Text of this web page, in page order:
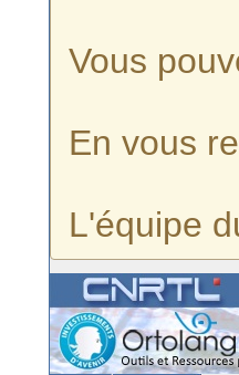
Vous
En vous
L'équipe